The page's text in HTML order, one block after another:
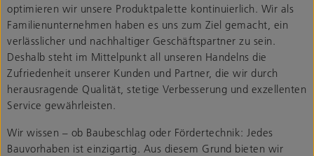
optimieren wir unsere Produktpalette kontinuierlich. Wir als
Familienunternehmen haben es uns zum Ziel gemacht, ein
verlässlicher und nachhaltiger Geschäftspartner zu sein.
Deshalb steht im Mittelpunkt all unseren Handelns die
Zufriedenheit unserer Kunden und Partner, die wir durch
herausragende Qualität, stetige Verbesserung und exzellenten
Service gewährleisten.
Wir wissen – ob Baubeschlag oder Fördertechnik: Jedes
Bauvorhaben ist einzigartig. Aus diesem Grund bieten wir